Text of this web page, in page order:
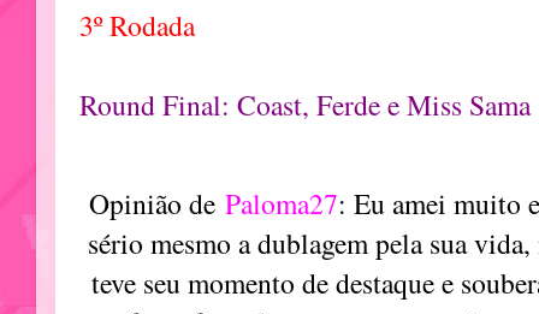
3º Rodada
Round Final: Coast, Ferde e Miss Sama
Opinião de Paloma27: Eu amei muito
sério mesmo a dublagem pela sua
teve seu momento de destaque e